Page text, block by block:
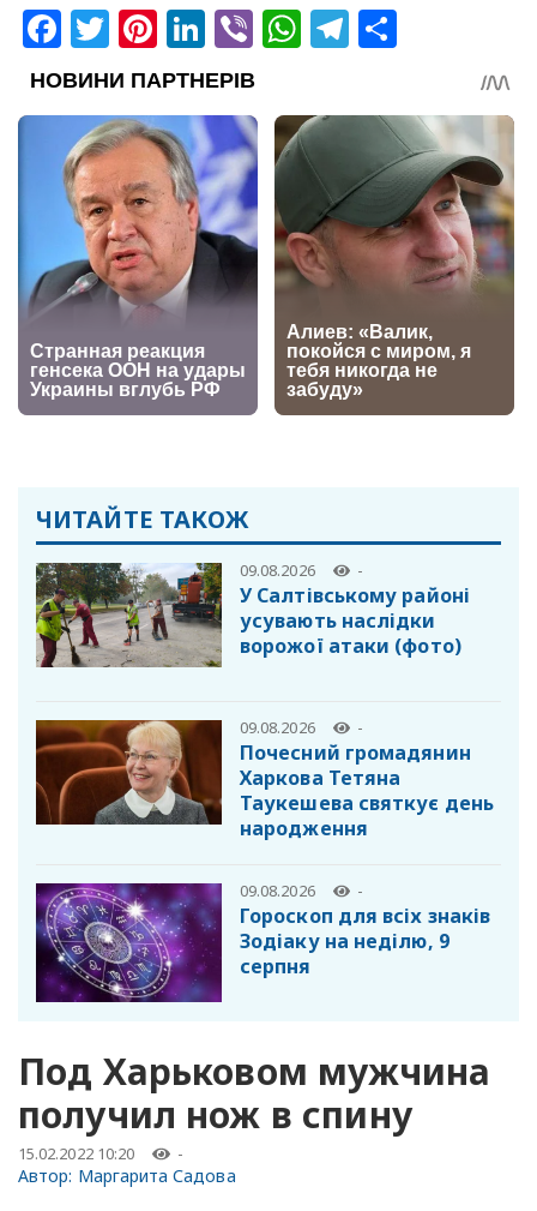
Facebook
Twitter
Pinterest
LinkedIn
ViberWhatsApp
Telegram
ЧИТАЙТЕ ТАКОЖ
09.08.2026 -
У Салтівському районі
усувають наслідки
ворожої атаки (фото)
09.08.2026 -
Почесний громадянин
Харкова Тетяна
Таукешева святкує день
народження
09.08.2026 -
Гороскоп для всіх знаків
Зодіаку на неділю, 9
серпня
Под Харьковом мужчина
получил нож в спину
15.02.2022 10:20 -
Автор: Маргарита Садова